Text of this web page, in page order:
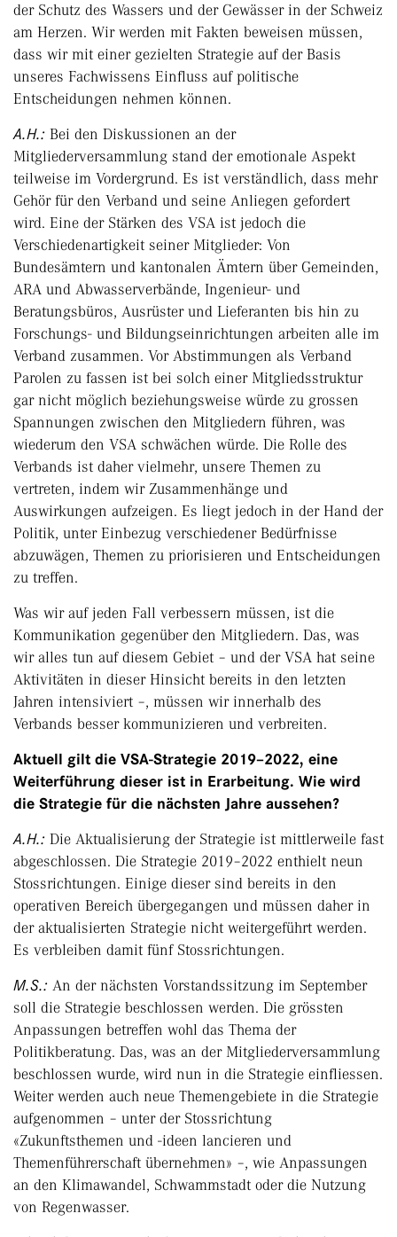
der Schutz des Wassers und der Gewässer in der Schweiz
am Herzen. Wir werden mit Fakten beweisen müssen,
dass wir mit einer gezielten Strategie auf der Basis
unseres Fachwissens Einfluss auf politische
Entscheidungen nehmen können.
A.H.: Bei den Diskussionen an der
Mitgliederversammlung stand der emotionale Aspekt
teilweise im Vordergrund. Es ist verständlich, dass mehr
Gehör für den Verband und seine Anliegen gefordert
wird. Eine der Stärken des VSA ist jedoch die
Verschiedenartigkeit seiner Mitglieder: Von
Bundesämtern und kantonalen Ämtern über Gemeinden,
ARA und Abwasserverbände, Ingenieur- und
Beratungsbüros, Ausrüster und Lieferanten bis hin zu
Forschungs- und Bildungseinrichtungen arbeiten alle im
Verband zusammen. Vor Abstimmungen als Verband
Parolen zu fassen ist bei solch einer Mitgliedsstruktur
gar nicht möglich beziehungsweise würde zu grossen
Spannungen zwischen den Mitgliedern führen, was
wiederum den VSA schwächen würde. Die Rolle des
Verbands ist daher vielmehr, unsere Themen zu
vertreten, indem wir Zusammenhänge und
Auswirkungen aufzeigen. Es liegt jedoch in der Hand der
Politik, unter Einbezug verschiedener Bedürfnisse
abzuwägen, Themen zu priorisieren und Entscheidungen
zu treffen.
Was wir auf jeden Fall verbessern müssen, ist die
Kommunikation gegenüber den Mitgliedern. Das, was
wir alles tun auf diesem Gebiet – und der VSA hat seine
Aktivitäten in dieser Hinsicht bereits in den letzten
Jahren intensiviert –, müssen wir innerhalb des
Verbands besser kommunizieren und verbreiten.
Aktuell gilt die VSA-Strategie 2019–2022, eine
Weiterführung dieser ist in Erarbeitung. Wie wird
die Strategie für die nächsten Jahre aussehen?
A.H.: Die Aktualisierung der Strategie ist mittlerweile fast
abgeschlossen. Die Strategie 2019–2022 enthielt neun
Stossrichtungen. Einige dieser sind bereits in den
operativen Bereich übergegangen und müssen daher in
der aktualisierten Strategie nicht weitergeführt werden.
Es verbleiben damit fünf Stossrichtungen.
M.S.: An der nächsten Vorstandssitzung im September
soll die Strategie beschlossen werden. Die grössten
Anpassungen betreffen wohl das Thema der
Politikberatung. Das, was an der Mitgliederversammlung
beschlossen wurde, wird nun in die Strategie einfliessen.
Weiter werden auch neue Themengebiete in die Strategie
aufgenommen – unter der Stossrichtung
«Zukunftsthemen und -ideen lancieren und
Themenführerschaft übernehmen» –, wie Anpassungen
an den Klimawandel, Schwammstadt oder die Nutzung
von Regenwasser.